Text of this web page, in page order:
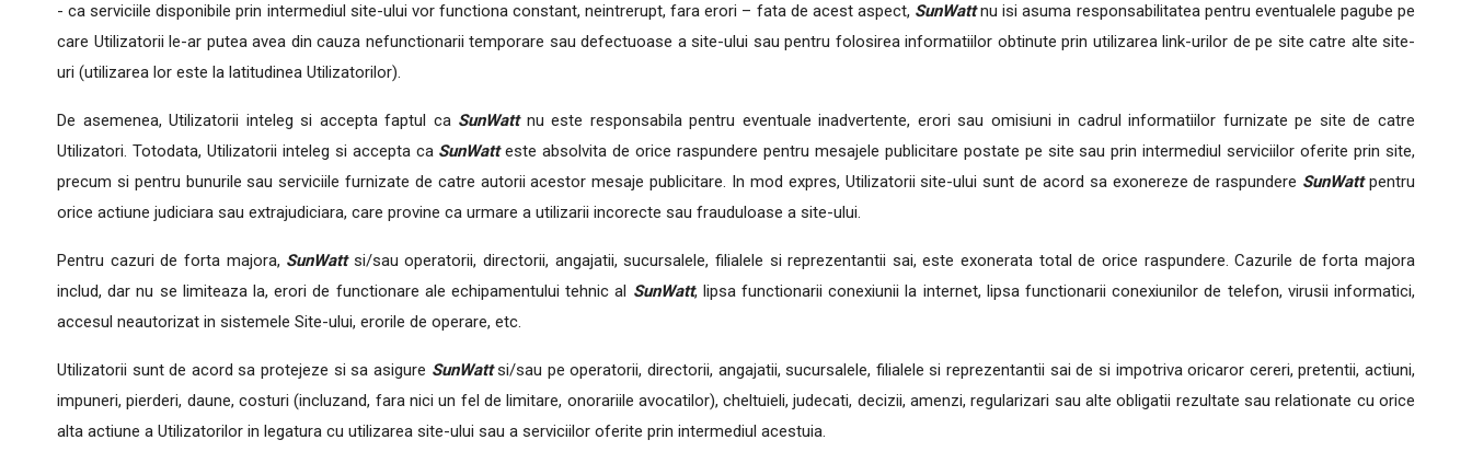
- ca serviciile disponibile prin intermediul site-ului vor functiona constant, neintrerupt, fara erori – fata de acest aspect, SunWattnu isi asuma responsabilitatea pentru eventualele pagube pe
care Utilizatorii le-ar putea avea din cauza nefunctionarii temporare sau defectuoase a site-ului sau pentru folosirea informatiilor obtinute prin utilizarea link-urilor de pe site catre alte site-
uri (utilizarea lor este la latitudinea Utilizatorilor).
De asemenea, Utilizatorii inteleg si accepta faptul ca SunWattnu este responsabila pentru eventuale inadvertente, erori sau omisiuni in cadrul informatiilor furnizate pe site de catre
Utilizatori. Totodata, Utilizatorii inteleg si accepta ca SunWatteste absolvita de orice raspundere pentru mesajele publicitare postate pe site sau prin intermediul serviciilor oferite prin site,
precum si pentru bunurile sau serviciile furnizate de catre autorii acestor mesaje publicitare. In mod expres, Utilizatorii site-ului sunt de acord sa exonereze de raspundere SunWattpentru
orice actiune judiciara sau extrajudiciara, care provine ca urmare a utilizarii incorecte sau frauduloase a site-ului.
Pentru cazuri de forta majora, SunWattsi/sau operatorii, directorii, angajatii, sucursalele, filialele si reprezentantii sai, este exonerata total de orice raspundere. Cazurile de forta majora
includ, dar nu se limiteaza la, erori de functionare ale echipamentului tehnic al SunWatt, lipsa functionarii conexiunii la internet, lipsa functionarii conexiunilor de telefon, virusii informatici,
accesul neautorizat in sistemele Site-ului, erorile de operare, etc.
Utilizatorii sunt de acord sa protejeze si sa asigure SunWattsi/sau pe operatorii, directorii, angajatii, sucursalele, filialele si reprezentantii sai de si impotriva oricaror cereri, pretentii, actiuni,
impuneri, pierderi, daune, costuri (incluzand, fara nici un fel de limitare, onorariile avocatilor), cheltuieli, judecati, decizii, amenzi, regularizari sau alte obligatii rezultate sau relationate cu orice
alta actiune a Utilizatorilor in legatura cu utilizarea site-ului sau a serviciilor oferite prin intermediul acestuia.